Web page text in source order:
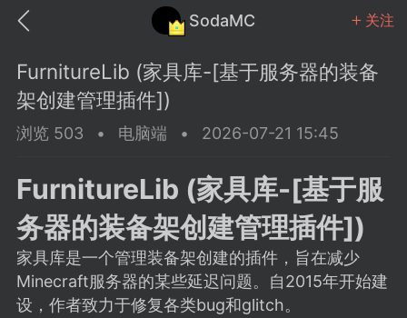
SodaMC 关注
中文社区 SodaMC
教程 材质 社区
FurnitureLib (家具库-[基于服务器的装备
架创建管理插件])
浏览 503 • 电脑端 • 2026-07-21 15:45
FurnitureLib (家具库-[基于服
务器的装备架创建管理插件])
家具库是一个管理装备架创建的插件，旨在减少
Minecraft服务器的某些延迟问题。自2015年开始建
设，作者致力于修复各类bug和glitch。